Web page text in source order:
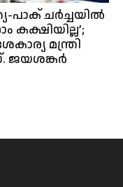
പാക് ചര്‍ച്ചയില്‍
കക്ഷിയില്ല’;
മന്ത്രി
ജയശങ്കർ